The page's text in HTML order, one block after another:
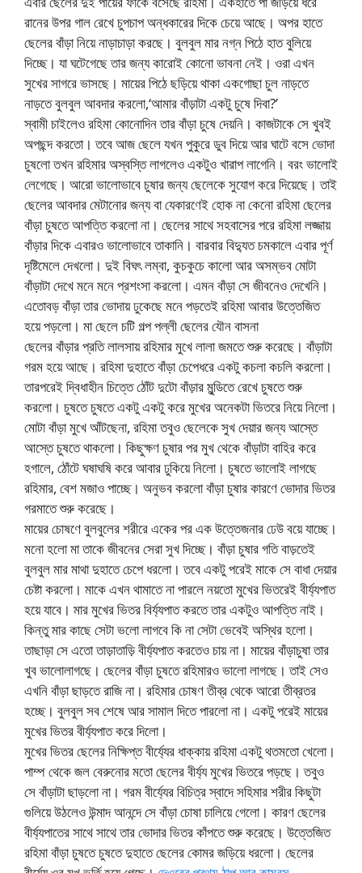
রানের উপর গাল রেখে চুপচাপ অন্ধকারের দিকে চেয়ে আছে। অপর হাতে
ছেলের বাঁড়া নিয়ে নাড়াচাড়া করছে। বুলবুল মার নগ্ন পিঠে হাত বুলিয়ে
দিচ্ছে। যা ঘটেগেছে তার জন্য কারোই কোনো ভাবনা নেই। ওরা এখন
সুখের সাগরে ভাসছে। মায়ের পিঠে ছড়িয়ে থাকা একগোছা চুল নাড়তে
নাড়তে বুলবুল আবদার করলো,‘আমার বাঁড়াটা একটু চুষে দিবা?’
স্বামী চাইলেও রহিমা কোনোদিন তার বাঁড়া চুষে দেয়নি। কাজটাকে সে খুবই
অপছন্দ করতো। তবে আজ ছেলে যখন পুকুরে ডুব দিয়ে আর ঘাটে বসে ভোদা
চুষলো তখন রহিমার অস্বস্তি লাগলেও একটুও খারাপ লাগেনি। বরং ভালোই
লেগেছে। আরো ভালোভাবে চুষার জন্য ছেলেকে সুযোগ করে দিয়েছে। তাই
ছেলের আবদার মেটানোর জন্য বা যেকারণেই হোক না কেনো রহিমা ছেলের
বাঁড়া চুষতে আপত্তি করলো না। ছেলের সাথে সহবাসের পরে রহিমা লজ্জায়
বাঁড়ার দিকে এবারও ভালোভাবে তাকানি। বারবার বিদ্যুত চমকালে এবার পূর্ণ
দৃষ্টিমেলে দেখলো। দুই বিঘৎ লম্বা, কুচকুচে কালো আর অসম্ভব মোটা
বাঁড়াটা দেখে মনে মনে প্রশংসা করলো। এমন বাঁড়া সে জীবনেও দেখেনি।
এতোবড় বাঁড়া তার ভোদায় ঢুকেছে মনে পড়তেই রহিমা আবার উত্তেজিত
হয়ে পড়লো। মা ছেলে চটি গল্প পল্লী ছেলের যৌন বাসনা
ছেলের বাঁড়ার প্রতি লালসায় রহিমার মুখে লালা জমতে শুরু করেছে। বাঁড়াটা
গরম হয়ে আছে। রহিমা দুহাতে বাঁড়া চেপেধরে একটু কচলা কচলি করলো।
তারপরেই দ্বিধাহীন চিত্তে ঠোঁট দুটো বাঁড়ার মুন্ডিতে রেখে চুষতে শুরু
করলো। চুষতে চুষতে একটু একটু করে মুখের অনেকটা ভিতরে নিয়ে নিলো।
মোটা বাঁড়া মুখে আঁটছেনা, রহিমা তবুও ছেলেকে সুখ দেয়ার জন্য আস্তে
আস্তে চুষতে থাকলো। কিছুক্ষণ চুষার পর মুখ থেকে বাঁড়াটা বাহির করে
হগালে, ঠোঁটে ঘষাঘষি করে আবার ঢুকিয়ে নিলো। চুষতে ভালোই লাগছে
রহিমার, বেশ মজাও পাচ্ছে। অনুভব করলো বাঁড়া চুষার কারণে ভোদার ভিতর
গরমাতে শুরু করেছে।
মায়ের চোষণে বুলবুলের শরীরে একের পর এক উত্তেজনার ঢেউ বয়ে যাচ্ছে।
মনো হলো মা তাকে জীবনের সেরা সুখ দিচ্ছে। বাঁড়া চুষার গতি বাড়তেই
বুলবুল মার মাথা দুহাতে চেপে ধরলো। তবে একটু পরেই মাকে সে বাধা দেয়ার
চেষ্টা করলো। মাকে এখন থামাতে না পারলে নয়তো মুখের ভিতরেই বীর্য্যপাত
হয়ে যাবে। মার মুখের ভিতর বির্য্যপাত করতে তার একটুও আপত্তি নাই।
কিন্তু মার কাছে সেটা ভলো লাগবে কি না সেটা ভেবেই অস্থির হলো।
তাছাড়া সে এতো তাড়াতাড়ি বীর্য্যপাত করতেও চায় না। মায়ের বাঁড়াচুষা তার
খুব ভালোলাগছে। ছেলের বাঁড়া চুষতে রহিমারও ভালো লাগছে। তাই সেও
এখনি বাঁড়া ছাড়তে রাজি না। রহিমার চোষণ তীব্র থেকে আরো তীব্রতর
হচ্ছে। বুলবুল সব শেষে আর সামাল দিতে পারলো না। একটু পরেই মায়ের
মুখের ভিতর বীর্য্যপাত করে দিলো।
মুখের ভিতর ছেলের নিক্ষিপ্ত বীর্য্যের ধাক্কায় রহিমা একটু থতমতো খেলো।
পাম্প থেকে জল বেরুনোর মতো ছেলের বীর্য্য মুখের ভিতরে পড়ছে। তবুও
সে বাঁড়াটা ছাড়লো না। গরম বীর্য্যের বিচিত্র স্বাদে সহিমার শরীর কিছুটা
গুলিয়ে উঠলেও উন্মাদ আনন্দে সে বাঁড়া চোষা চালিয়ে গেলো। কারণ ছেলের
বীর্য্যপাতের সাথে সাথে তার ভোদার ভিতর কাঁপতে শুরু করেছে। উত্তেজিত
রহিমা বাঁড়া চুষতে চুষতে দুহাতে ছেলের কোমর জড়িয়ে ধরলো। ছেলের